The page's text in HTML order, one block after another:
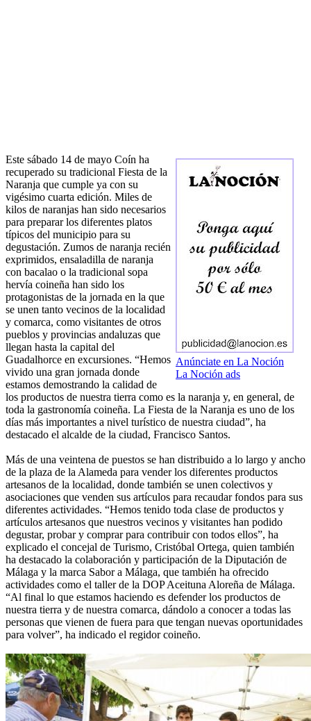
Anúnciate en La Noción
La Noción ads
Este sábado 14 de mayo Coín ha
recuperado su tradicional Fiesta de la
Naranja que cumple ya con su
vigésimo cuarta edición. Miles de
kilos de naranjas han sido necesarios
para preparar los diferentes platos
típicos del municipio para su
degustación. Zumos de naranja recién
exprimidos, ensaladilla de naranja
con bacalao o la tradicional sopa
hervía coineña han sido los
protagonistas de la jornada en la que
se unen tanto vecinos de la localidad
y comarca, como visitantes de otros
pueblos y provincias andaluzas que
llegan hasta la capital del
Guadalhorce en excursiones. “Hemos
vivido una gran jornada donde
estamos demostrando la calidad de
los productos de nuestra tierra como es la naranja y, en general, de
toda la gastronomía coineña. La Fiesta de la Naranja es uno de los
días más importantes a nivel turístico de nuestra ciudad”, ha
destacado el alcalde de la ciudad, Francisco Santos.
Más de una veintena de puestos se han distribuido a lo largo y ancho
de la plaza de la Alameda para vender los diferentes productos
artesanos de la localidad, donde también se unen colectivos y
asociaciones que venden sus artículos para recaudar fondos para sus
diferentes actividades. “Hemos tenido toda clase de productos y
artículos artesanos que nuestros vecinos y visitantes han podido
degustar, probar y comprar para contribuir con todos ellos”, ha
explicado el concejal de Turismo, Cristóbal Ortega, quien también
ha destacado la colaboración y participación de la Diputación de
Málaga y la marca Sabor a Málaga, que también ha ofrecido
actividades como el taller de la DOP Aceituna Aloreña de Málaga.
“Al final lo que estamos haciendo es defender los productos de
nuestra tierra y de nuestra comarca, dándolo a conocer a todas las
personas que vienen de fuera para que tengan nuevas oportunidades
para volver”, ha indicado el regidor coineño.